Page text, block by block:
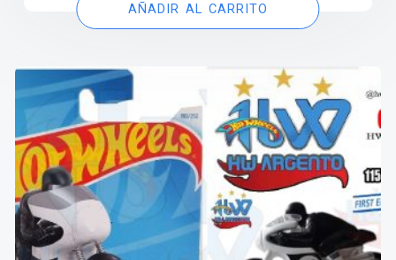
AÑADIR AL CARRITO